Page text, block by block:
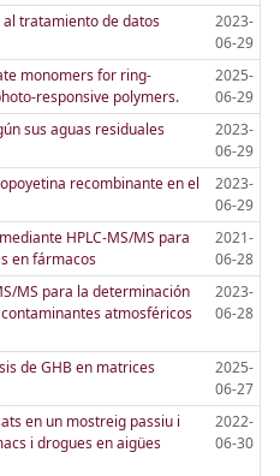
tratamiento de datos
2023-
06-29
monomers for ring-
responsive polymers.
2025-
06-29
sus aguas residuales
2023-
06-29
recombinante en el
2023-
06-29
HPLC-MS/MS para
en fármacos
2021-
06-28
MS para la determinación
atmosféricos
2023-
06-28
de GHB en matrices
2025-
06-27
en un mostreig passiu i
i drogues en aigües
2022-
06-30